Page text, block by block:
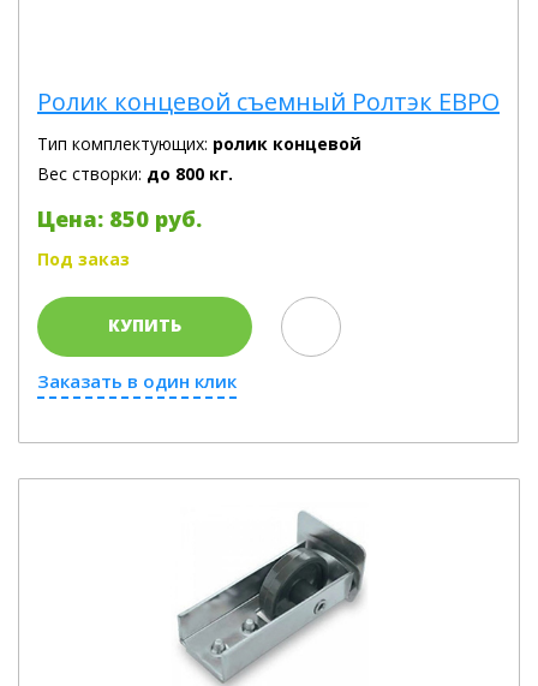
Ролик концевой съемный Ролтэк ЕВРО
Тип комплектующих: ролик концевой
Вес створки: до 800 кг.
Цена: 850 руб.
Под заказ
КУПИТЬ
Заказать в один клик